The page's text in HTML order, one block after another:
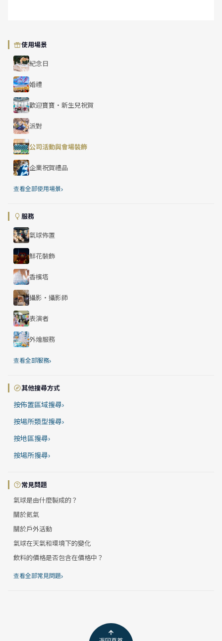
使用場景
紀念日
婚禮
歡迎寶寶・新生兒祝賀
派對
公司活動與會場裝飾
企業祝賀禮品
查看全部使用場景›
服務
氣球佈置
鮮花裝飾
香檳塔
攝影・攝影師
表演者
外燴服務
查看全部服務›
其他搜尋方式
按佈置區域搜尋›
按場所類型搜尋›
按地區搜尋›
按場所搜尋›
常見問題
氣球是由什麼製成的？
關於氦氣
關於戶外活動
氣球在天氣和環境下的變化
飲料的價格是否包含在價格中？
查看全部常見問題›